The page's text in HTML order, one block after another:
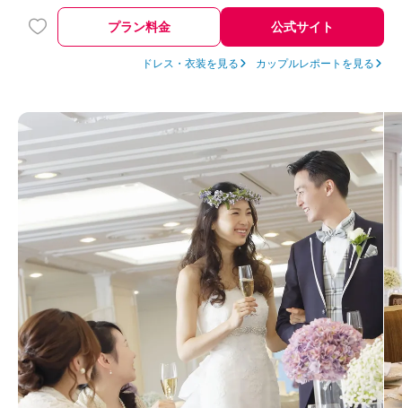
プラン料金 公式サイト
ドレス・衣装を見る カップルレポートを見る